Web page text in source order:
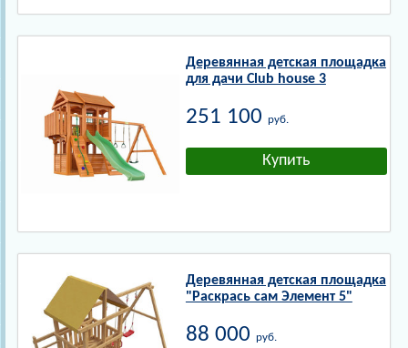
Деревянная детская площадка
для дачи Club house 3
251 100 руб.
Деревянная детская площадка
"Раскрась сам Элемент 5"
88 000 руб.